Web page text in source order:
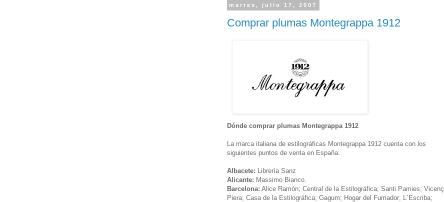
martes, julio 17, 2007
Comprar plumas Montegrappa 1912
Dónde comprar plumas Montegrappa 1912
La marca italiana de estilográficas Montegrappa 1912 cuenta con los
siguientes puntos de venta en España:
Albacete: Librería Sanz
Alicante: Massimo Bianco.
Barcelona: Alice Ramón; Central de la Estilográfica; Santi Pamies; Vicenç
Piera; Casa de la Estilográfica; Gagum; Hogar del Fumador; L´Escriba;